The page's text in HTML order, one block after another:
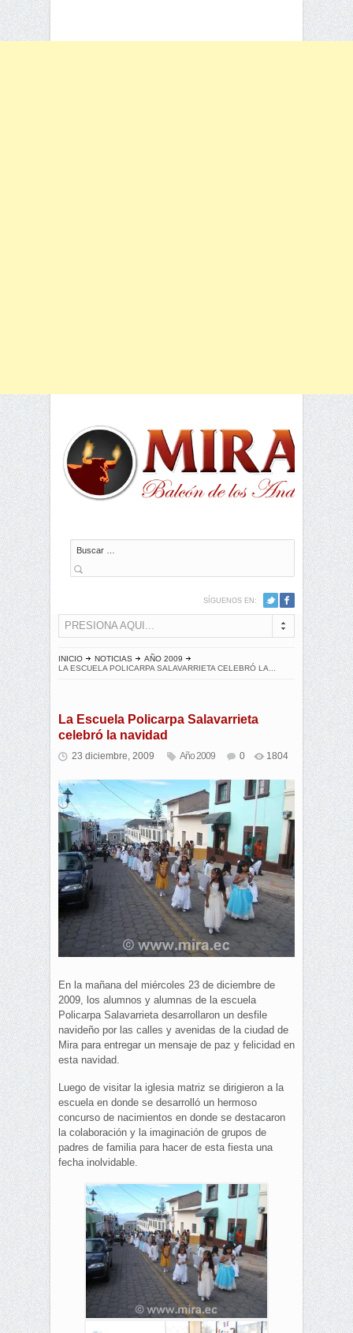
Buscar
SÍGUENOS EN:
PRESIONA AQUI...
INICIO NOTICIAS
AÑO 2009
LA ESCUELA POLICARPA SALAVARRIETA CELEBRÓ LA...
La Escuela Policarpa Salavarrieta
celebró la navidad
23 diciembre, 2009 Año 2009 0 1804
En la mañana del miércoles 23 de diciembre de
2009, los alumnos y alumnas de la escuela
Policarpa Salavarrieta desarrollaron un desfile
navideño por las calles y avenidas de la ciudad de
Mira para entregar un mensaje de paz y felicidad en
esta navidad.
Luego de visitar la iglesia matriz se dirigieron a la
escuela en donde se desarrolló un hermoso
concurso de nacimientos en donde se destacaron
la colaboración y la imaginación de grupos de
padres de familia para hacer de esta fiesta una
fecha inolvidable.